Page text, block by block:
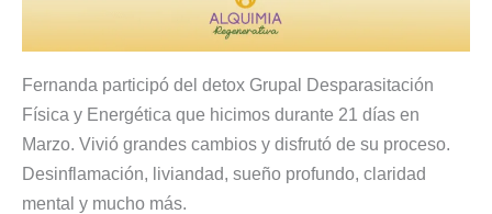
Fernanda participó del detox Grupal Desparasitación
Física y Energética que hicimos durante 21 días en
Marzo. Vivió grandes cambios y disfrutó de su proceso.
Desinflamación, liviandad, sueño profundo, claridad
mental y mucho más.